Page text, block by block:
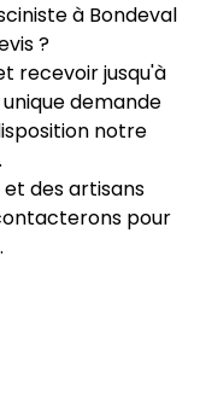
à Bondeval
?
recevoir jusqu'à
demande
notre
des artisans
pour
.